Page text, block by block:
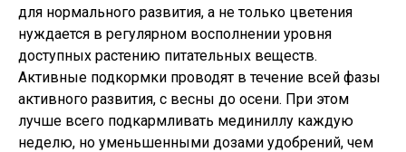
для нормального развития, а не только цветения
нуждается в регулярном восполнении уровня
доступных растению питательных веществ.
Активные подкормки проводят в течение всей фазы
активного развития, с весны до осени. При этом
лучше всего подкармливать мединиллу каждую
неделю, но уменьшенными дозами удобрений, чем